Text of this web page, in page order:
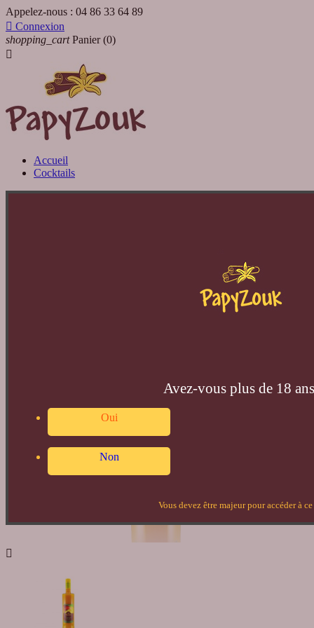
Appelez-nous : 04 86 33 64 89
 Connexion
shopping_cart Panier (0)

Accueil
Cocktails
Avez-vous plus de 18
Oui
Non
Vous devez être majeur pour accéder à
Accueil
